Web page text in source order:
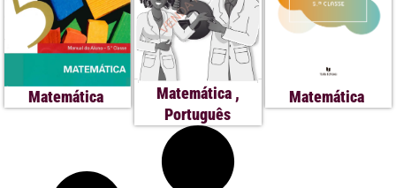
Matemática Matemática ,
Português
Matemática